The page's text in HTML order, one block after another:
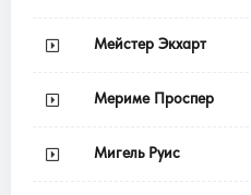
Мейстер Экхарт
Мериме Проспер
Мигель Руис